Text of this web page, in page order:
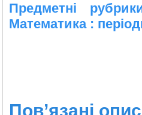
Предметні
Математика :
Пов’язані